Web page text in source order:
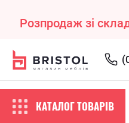
Розпродаж зі
КАТАЛОГ ТОВАРІВ